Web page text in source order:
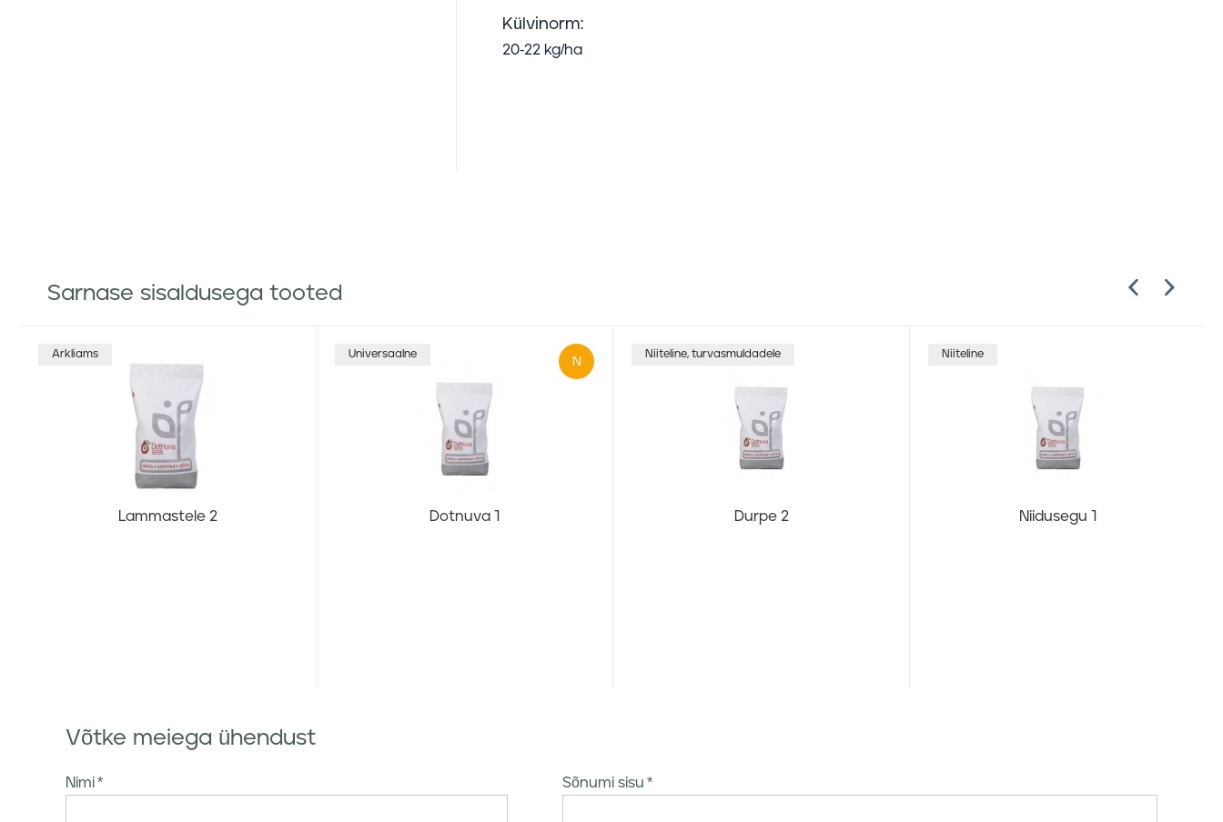
Külvinorm:
20-22 kg/ha
Sarnase sisaldusega tooted
Arkliams
Lammastele 2
Universaalne
N
Dotnuva 1
Niiteline, turvasmuldadele
Durpe 2
Niiteline
Niidusegu 1
Võtke meiega ühendust
Nimi Sõnumi sisu